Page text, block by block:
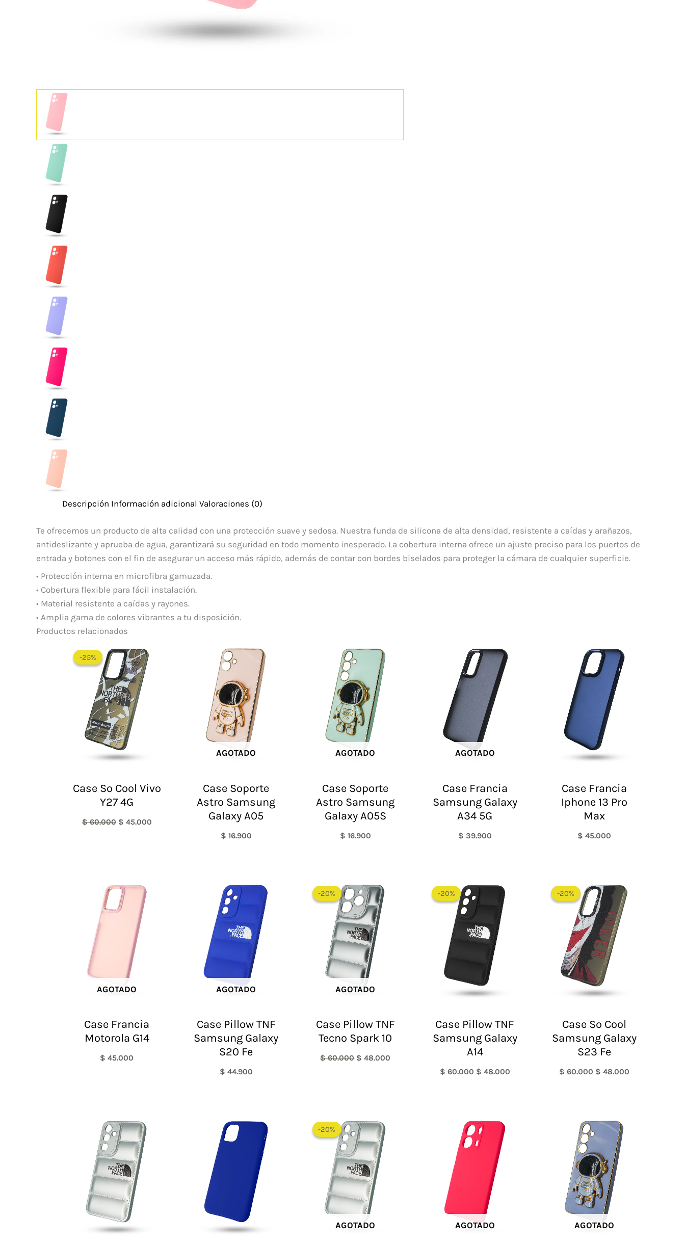
Descripción Información adicional Valoraciones (0)
Te ofrecemos un producto de alta calidad con una protección suave y sedosa. Nuestra funda de silicona de alta densidad, resistente a caídas y arañazos,
antideslizante y aprueba de agua, garantizará su seguridad en todo momento inesperado. La cobertura interna ofrece un ajuste preciso para los puertos de
entrada y botones con el fin de asegurar un acceso más rápido, además de contar con bordes biselados para proteger la cámara de cualquier superficie.
• Protección interna en microfibra gamuzada.
• Cobertura flexible para fácil instalación.
• Material resistente a caídas y rayones.
• Amplia gama de colores vibrantes a tu disposición.
Productos relacionados
-25%
-25%
Case So Cool Vivo
Y27 4G
$60.000
precio
original
era:
$ 60.000.
$ 45.000
AGOTADO
Case Soporte
Astro Samsung
Galaxy A05
$ 16.900
AGOTADO
Case Soporte
Astro Samsung
Galaxy A05S
$ 16.900
AGOTADO
Case Francia
Samsung Galaxy
A34 5G
$ 39.900
Case Francia
Iphone 13 Pro
Max
$ 45.000
AGOTADO
Case Francia
Motorola G14
$ 45.000
AGOTADO
Case Pillow TNF
Samsung Galaxy
S20 Fe
$ 44.900
-20%
AGOTADO
-20%
Case Pillow TNF
Tecno Spark 10
$60.000
precio
original
era:
$ 60.000.
$ 48.000
-20%
-20%
Case Pillow TNF
Samsung Galaxy
A14
$60.000
precio
original
era:
$ 60.000.
$ 48.000
-20%
-20%
Case So Cool
Samsung Galaxy
S23 Fe
$60.000
precio
original
era:
$ 60.000.
$ 48.000
-20%
AGOTADO
-20%
precio
original
era:
$ 60.000.
AGOTADO AGOTADO